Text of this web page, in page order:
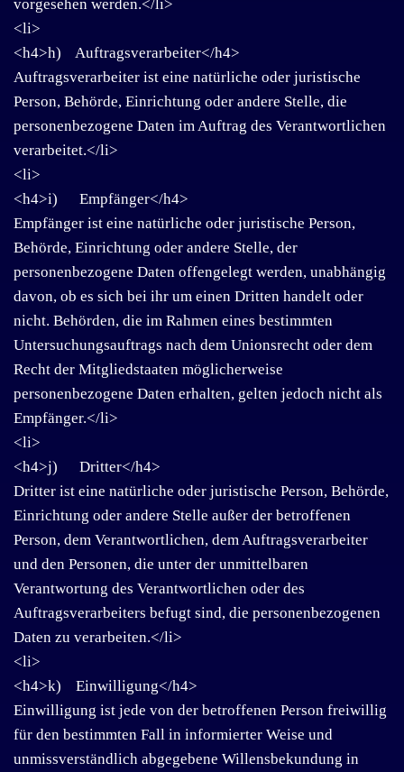
<li>
<h4>h) Auftragsverarbeiter</h4>
Auftragsverarbeiter ist eine natürliche oder juristische
Person, Behörde, Einrichtung oder andere Stelle, die
personenbezogene Daten im Auftrag des Verantwortlichen
verarbeitet.</li>
<li>
<h4>i) Empfänger</h4>
Empfänger ist eine natürliche oder juristische Person,
Behörde, Einrichtung oder andere Stelle, der
personenbezogene Daten offengelegt werden, unabhängig
davon, ob es sich bei ihr um einen Dritten handelt oder
nicht. Behörden, die im Rahmen eines bestimmten
Untersuchungsauftrags nach dem Unionsrecht oder dem
Recht der Mitgliedstaaten möglicherweise
personenbezogene Daten erhalten, gelten jedoch nicht als
Empfänger.</li>
<li>
<h4>j) Dritter</h4>
Dritter ist eine natürliche oder juristische Person, Behörde,
Einrichtung oder andere Stelle außer der betroffenen
Person, dem Verantwortlichen, dem Auftragsverarbeiter
und den Personen, die unter der unmittelbaren
Verantwortung des Verantwortlichen oder des
Auftragsverarbeiters befugt sind, die personenbezogenen
Daten zu verarbeiten.</li>
<li>
<h4>k) Einwilligung</h4>
Einwilligung ist jede von der betroffenen Person freiwillig
für den bestimmten Fall in informierter Weise und
unmissverständlich abgegebene Willensbekundung in